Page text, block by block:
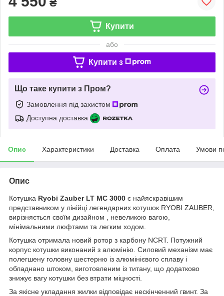
₴
Купити
або
Купити з
Що таке купити з Пром?
Замовлення під захистом
Доступна доставка
Опис Характеристики Доставка Оплата Умови
Опис
Котушка Ryobi Zauber LT MC 3000 є найяскравішим
представником у лінійці легендарних котушок RYOBI ZAUBER,
вирізняється своїм дизайном , невеликою вагою,
мінімальними люфтами та легким ходом.
Котушка отримала новий ротор з карбону NCRT. Потужний
корпус котушки виконаний з алюмінію. Силовий механізм має
полегшену головну шестерню із алюмінієвого сплаву і
обладнано штоком, виготовленим із титану, що додатково
знижує вагу котушки без втрати міцності.
За якісне укладання жилки відповідає нескінченний гвинт. За